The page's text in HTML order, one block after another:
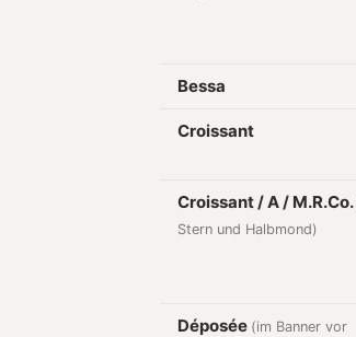
Bessa
Croissant
Croissant / A / M.R.Co.
Stern und Halbmond)
Déposée (im Banner vor